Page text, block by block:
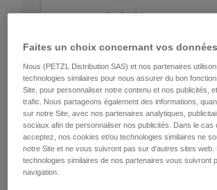
Faites un choix concernant vos données
Nous (PETZL Distribution SAS) et nos partenaires
technologies similaires pour nous assurer du bon
Site, pour personnaliser notre contenu et nos publicités,
trafic. Nous partageons également des informations,
sur notre Site, avec nos partenaires analytiques,
sociaux afin de personnaliser nos publicités. Dans le cas
acceptez, nos cookies et/ou technologies similaires ne
notre Site et ne vous suivront pas sur d’autres sites
technologies similaires de nos partenaires vous suivront
navigation.